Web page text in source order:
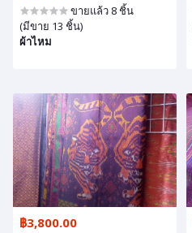
ขายแล้ว 8 ชิ้น
(มีขาย 13 ชิ้น)
ผ้าไหม
฿3,800.00